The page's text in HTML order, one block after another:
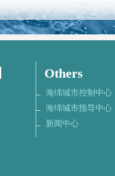
Others
海绵城市控制中心
海绵城市指导中心
新闻中心